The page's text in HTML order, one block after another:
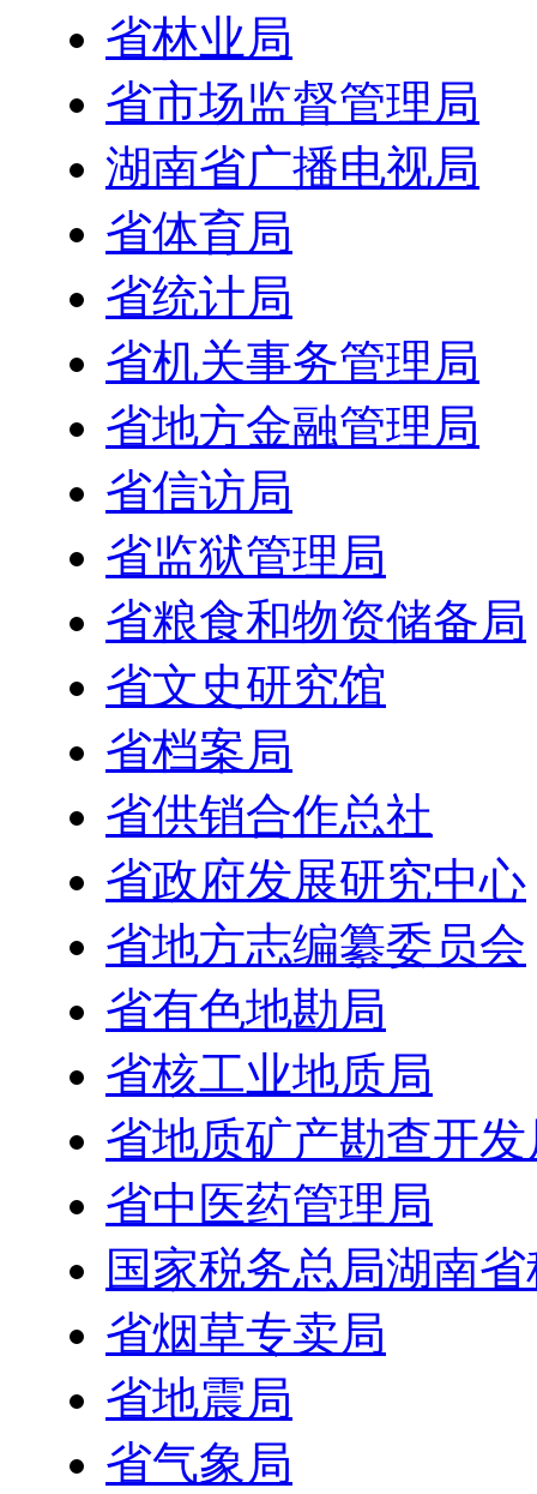
省林业局
省市场监督管理局
湖南省广播电视局
省体育局
省统计局
省机关事务管理局
省地方金融管理局
省信访局
省监狱管理局
省粮食和物资储备局
省文史研究馆
省档案局
省供销合作总社
省政府发展研究中心
省地方志编纂委员会
省有色地勘局
省核工业地质局
省地质矿产勘查开发
省中医药管理局
国家税务总局湖南
省烟草专卖局
省地震局
省气象局